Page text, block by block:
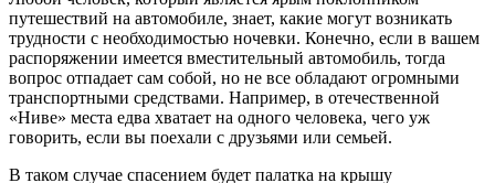
путешествий на автомобиле, знает, какие могут возникать
трудности с необходимостью ночевки. Конечно, если в вашем
распоряжении имеется вместительный автомобиль, тогда
вопрос отпадает сам собой, но не все обладают огромными
транспортными средствами. Например, в отечественной
«Ниве» места едва хватает на одного человека, чего уж
говорить, если вы поехали с друзьями или семьей.
В таком случае спасением будет палатка на крышу